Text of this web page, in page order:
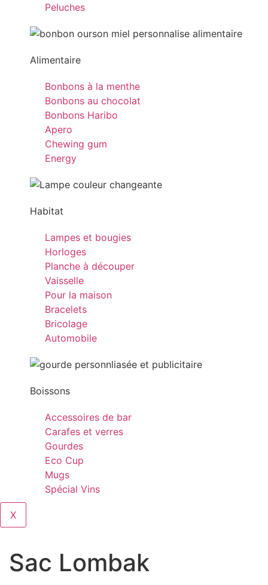
Peluches
Alimentaire
Bonbons à la menthe
Bonbons au chocolat
Bonbons Haribo
Apero
Chewing gum
Energy
Habitat
Lampes et bougies
Horloges
Planche à découper
Vaisselle
Pour la maison
Bracelets
Bricolage
Automobile
Boissons
Accessoires de bar
Carafes et verres
Gourdes
Eco Cup
Mugs
Spécial Vins
X
Sac Lombak